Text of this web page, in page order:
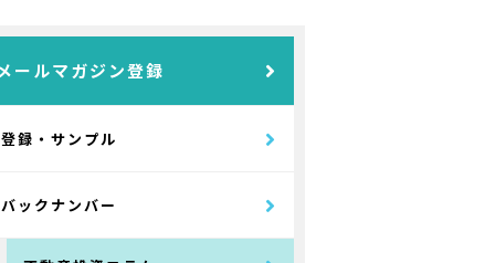
ールマガジン登録
登録・サンプル
バックナンバー